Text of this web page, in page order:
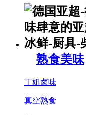
熟食美味
丁姐卤味
真空熟食